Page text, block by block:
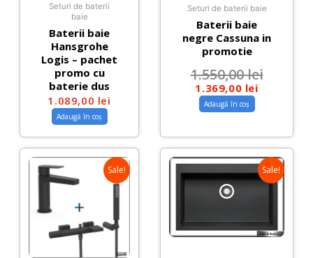
Seturi de baterii
baie
Baterii baie
Hansgrohe
Logis – pachet
promo cu
baterie dus
1.089,00 lei
Adaugă în coș
Seturi de baterii baie
Baterii baie
negre Cassuna in
promotie
1.550,00lei
1.369,00 lei
Adaugă în coș
Sale! Sale!